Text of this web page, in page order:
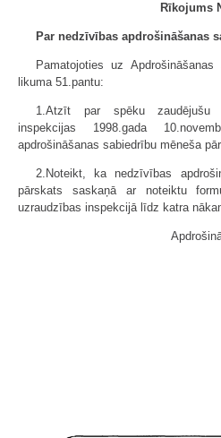
Rīkojums
Par nedzīvības apdrošināšanas
Pamatojoties uz
likuma 51.pantu:
1.Atzīt par spēku zaudējušu
inspekcijas 1998.gada
apdrošināšanas sabiedrību mēneša
2.Noteikt, ka nedzīvības
pārskats saskaņā ar noteiktu
uzraudzības inspekcijā līdz katra